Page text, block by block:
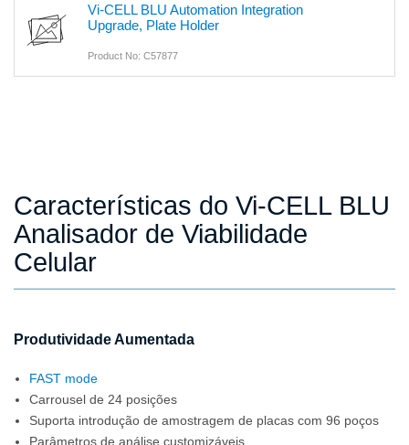
Vi-CELL BLU Automation Integration
Upgrade, Plate Holder
Product No: C57877
Características do Vi-CELL BLU
Analisador de Viabilidade
Celular
Produtividade Aumentada
FAST mode
Carrousel de 24 posições
Suporta introdução de amostragem de placas com 96 poços
Parâmetros de análise customizáveis